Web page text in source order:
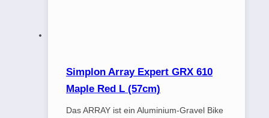
Simplon Array Expert GRX 610
Maple Red L (57cm)
Das ARRAY ist ein Aluminium-Gravel Bike